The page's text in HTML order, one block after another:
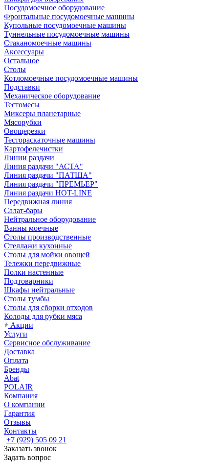
Посудомоечное оборудование
Фронтальные посудомоечные машины
Купольные посудомоечные машины
Туннельные посудомоечные машины
Стаканомоечные машины
Аксессуары
Остальное
Столы
Котломоечные посудомоечные машины
Подставки
Механическое оборудование
Тестомесы
Миксеры планетарные
Мясорубки
Овощерезки
Тестораскаточные машины
Картофелечистки
Линии раздачи
Линия раздачи "АСТА"
Линия раздачи "ПАТША"
Линия раздачи "ПРЕМЬЕР"
Линия раздачи HOT-LINE
Передвижная линия
Салат-бары
Нейтральное оборудование
Ванны моечные
Столы производственные
Стеллажи кухонные
Столы для мойки овощей
Тележки передвижные
Полки настенные
Подтоварники
Шкафы нейтральные
Столы тумбы
Столы для сборки отходов
Колоды для рубки мяса
Акции
Услуги
Сервисное обслуживание
Доставка
Оплата
Бренды
Abat
POLAIR
Компания
О компании
Гарантия
Отзывы
Контакты
+7 (929) 505 09 21
Заказать звонок
Задать вопрос